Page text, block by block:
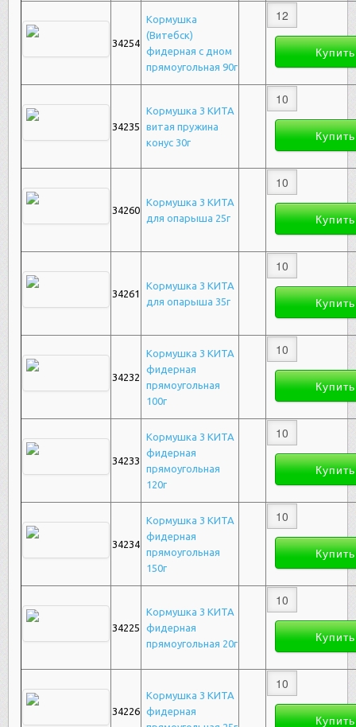
34254
Кормушка
(Витебск)
фидерная с дном
прямоугольная 90г
34235
Кормушка 3 КИТА
витая пружина
конус 30г
34260
Кормушка 3 КИТА
для опарыша 25г
34261
Кормушка 3 КИТА
для опарыша 35г
34232
Кормушка 3 КИТА
фидерная
прямоугольная
100г
34233
Кормушка 3 КИТА
фидерная
прямоугольная
120г
34234
Кормушка 3 КИТА
фидерная
прямоугольная
150г
34225
Кормушка 3 КИТА
фидерная
прямоугольная 20г
34226
Кормушка 3 КИТА
фидерная